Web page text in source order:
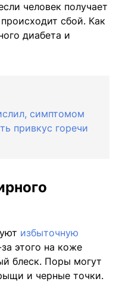
человек получает
сбой. Как
диабета и
симптомом
привкус горечи
избыточную
этого на коже
блеск. Поры могут
и черные точки.